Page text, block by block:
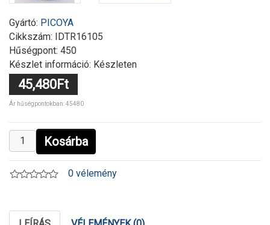
Gyártó: PICOYA
Cikkszám: IDTR16105
Hűségpont: 450
Készlet információ: Készleten
45,480Ft
Ár hűségpontokban: 45480
Kosárba
0 vélemény